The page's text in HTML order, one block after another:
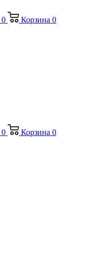
0 Корзина 0
0 Корзина 0